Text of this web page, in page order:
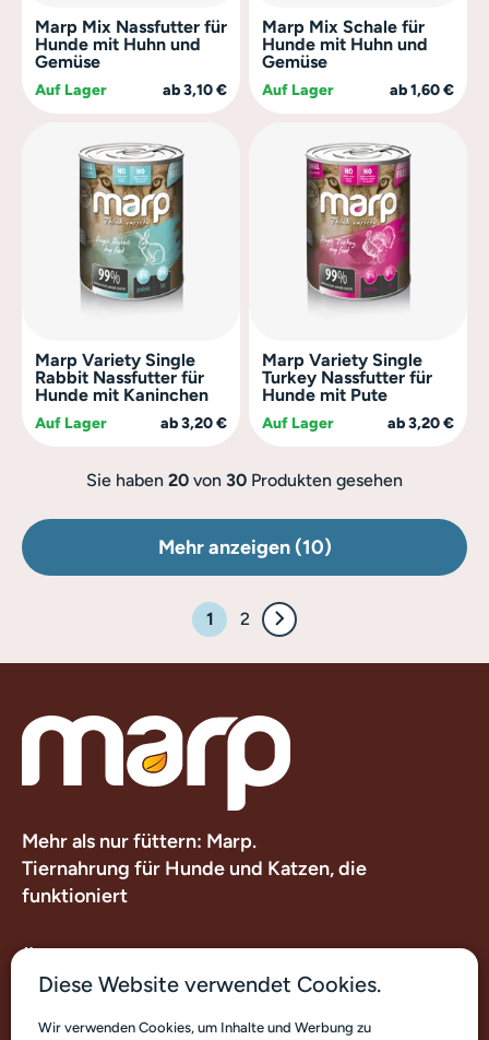
Marp Mix Nassfutter für
Hunde mit Huhn und
Gemüse
Auf Lager ab 3,10 €
Marp Mix Schale für
Hunde mit Huhn und
Gemüse
Auf Lager ab 1,60 €
Marp Variety Single
Rabbit Nassfutter für
Hunde mit Kaninchen
Auf Lager ab 3,20 €
Marp Variety Single
Turkey Nassfutter für
Hunde mit Pute
Auf Lager ab 3,20 €
Sie haben 20 von 30 Produkten gesehen
Mehr anzeigen (10)
1 2
Mehr als nur füttern: Marp.
Tiernahrung für Hunde und Katzen, die
funktioniert
Diese Website verwendet Cookies.
Wir verwenden Cookies, um Inhalte und Werbung zu